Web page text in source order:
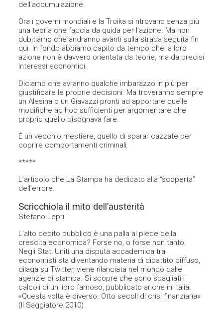
dell’accumulazione.
Ora i governi mondiali e la Troika si ritrovano senza più
una teoria che faccia da guida per l’azione. Ma non
dubitiamo che andranno avanti sulla strada seguita fin
qui. In fondo abbiamo capito da tempo che la loro
azione non è davvero orientata da teorie, ma da precisi
interessi economici.
Diciamo che avranno qualche imbarazzo in più per
giustificare le proprie decisioni. Ma troveranno sempre
un Alesina o un Giavazzi pronti ad apportare quelle
modifiche ad hoc sufficienti per argomentare che
proprio quello bisognava fare.
È un vecchio mestiere, quello di sparar cazzate per
coprire comportamenti criminali.
*****
L’articolo che La Stampa ha dedicato alla “scoperta”
dell’errore.
Scricchiola il mito dell’austerità
Stefano Lepri
L’alto debito pubblico è una palla al piede della
crescita economica? Forse no, o forse non tanto.
Negli Stati Uniti una disputa accademica tra
economisti sta diventando materia di dibattito diffuso,
dilaga su Twitter, viene rilanciata nel mondo dalle
agenzie di stampa. Si scopre che sono sbagliati i
calcoli di un libro famoso, pubblicato anche in Italia:
«Questa volta è diverso. Otto secoli di crisi finanziaria»
(Il Saggiatore 2010).